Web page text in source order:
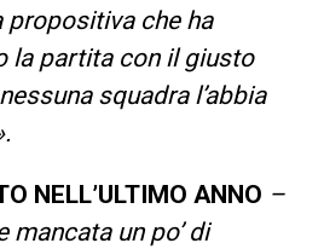
propositiva che ha
la partita con il giusto
squadra l’abbia
NELL’ULTIMO ANNO –
mancata un po’ di